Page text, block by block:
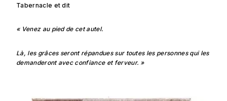
Tabernacle et dit
« Venez au pied de cet autel.
Là, les grâces seront répandues sur toutes les personnes qui les
demanderont avec confiance et ferveur. »